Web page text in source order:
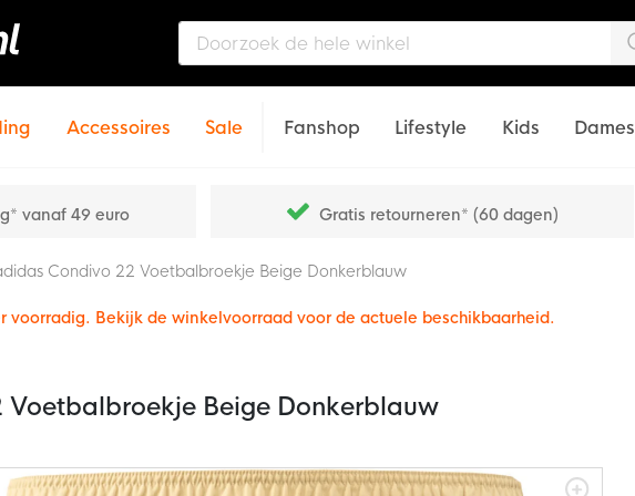
Accessoires Sale Fanshop Lifestyle Kids Dames
vanaf 49 euro Gratis retourneren* (60 dagen)
Condivo 22 Voetbalbroekje Beige Donkerblauw
voorradig. Bekijk de winkelvoorraad voor de actuele beschikbaarheid.
Beige Donkerblauw